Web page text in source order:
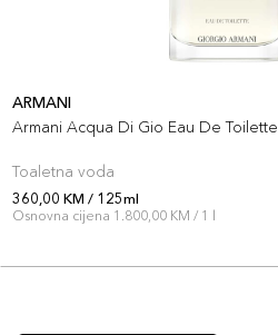
ARMANI
Armani Acqua Di Gio Eau De Toilette
Toaletna voda
360,00 KM / 125ml
Osnovna cijena 1.800,00 KM / 1 l